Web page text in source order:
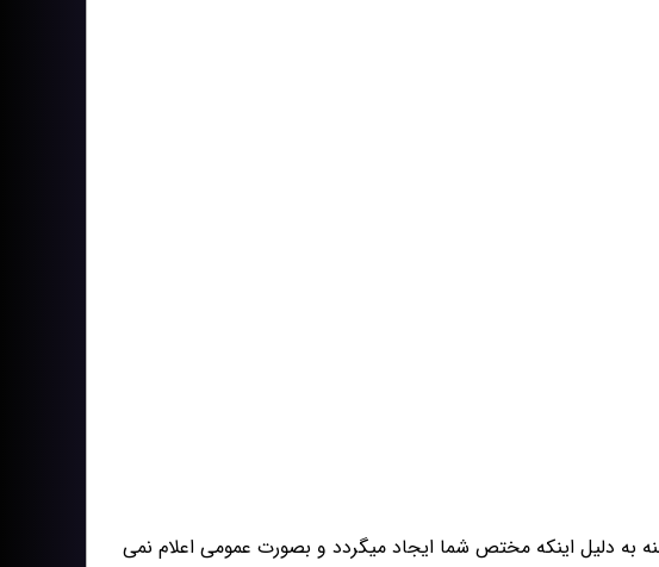
به دلیل اینکه مختص شما ایجاد میگردد و بصورت عمومی اعلام نمی